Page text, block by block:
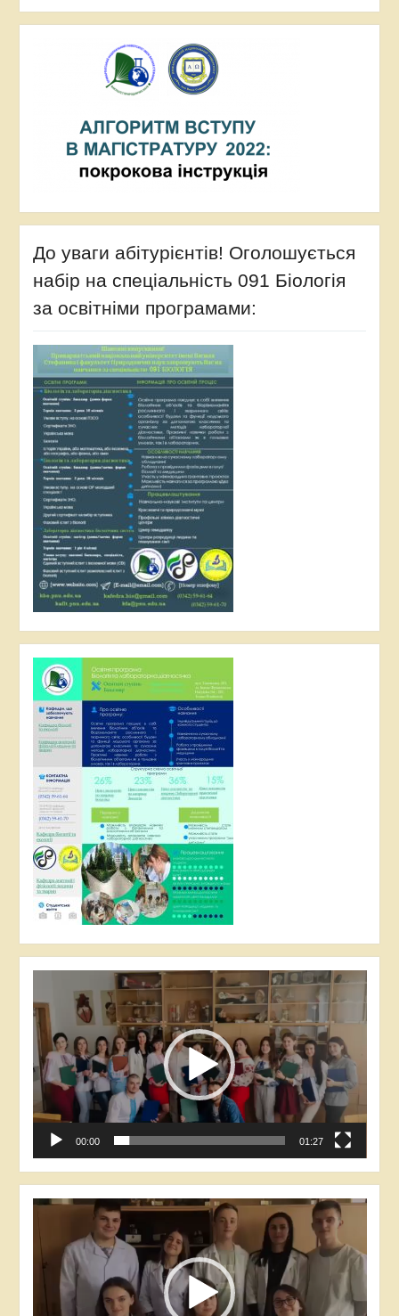
До уваги абітурієнтів! Оголошується
набір на спеціальність 091 Біологія
за освітніми програмами:
Відеопрогравач
00:00 01:27
Відеопрогравач